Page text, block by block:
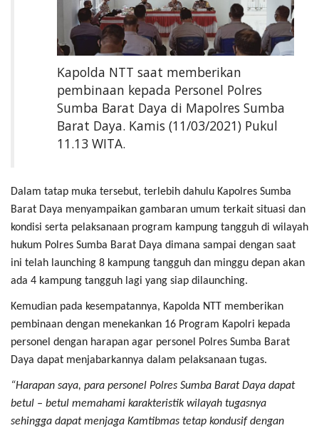
Kapolda NTT saat memberikan
pembinaan kepada Personel Polres
Sumba Barat Daya di Mapolres Sumba
Barat Daya. Kamis (11/03/2021) Pukul
11.13 WITA.
Dalam tatap muka tersebut, terlebih dahulu Kapolres Sumba
Barat Daya menyampaikan gambaran umum terkait situasi dan
kondisi serta pelaksanaan program kampung tangguh di wilayah
hukum Polres Sumba Barat Daya dimana sampai dengan saat
ini telah launching 8 kampung tangguh dan minggu depan akan
ada 4 kampung tangguh lagi yang siap dilaunching.
Kemudian pada kesempatannya, Kapolda NTT memberikan
pembinaan dengan menekankan 16 Program Kapolri kepada
personel dengan harapan agar personel Polres Sumba Barat
Daya dapat menjabarkannya dalam pelaksanaan tugas.
“Harapan saya, para personel Polres Sumba Barat Daya dapat
betul – betul memahami karakteristik wilayah tugasnya
sehingga dapat menjaga Kamtibmas tetap kondusif dengan